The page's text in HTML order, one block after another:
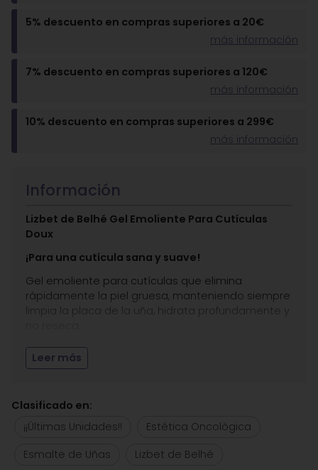
5% descuento en compras superiores a 20€
más información
7% descuento en compras superiores a 120€
más información
10% descuento en compras superiores a 299€
más información
Información
Lizbet de Belhé Gel Emoliente Para Cutículas
Doux
¡Para una cutícula sana y suave!
Gel emoliente para cutículas que elimina
rápidamente la piel gruesa, manteniendo siempre
limpia la placa de la uña, hidrata profundamente y
Entre susprincipios activos
hidroxiácidos de frutas, glicerina, aceite de
Producto libre de hidróxido de potasio,
segundos y retirar con un palito de naranjo.
Leer más
Clasificado en:
¡¡Últimas Unidades!!
Estética Oncológica
Esmalte de Uñas
Lizbet de Belhé